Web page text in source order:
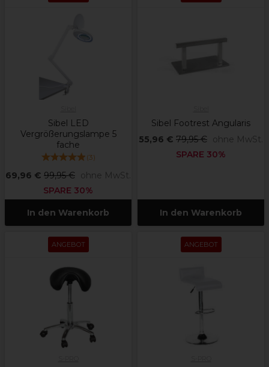
Sibel LED
Vergrößerungslampe 5
fache
(3)
69,96 € 99,95 € ohne MwSt.
SPARE 30%
In den Warenkorb
Sibel Footrest Angularis
55,96 € 79,95 € ohne MwSt.
SPARE 30%
In den Warenkorb
ANGEBOT ANGEBOT